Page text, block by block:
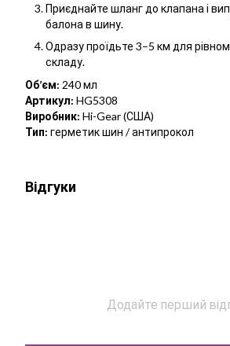
Приєднайте шланг до клапана і
балона в шину.
Одразу проїдьте 3–5 км для
складу.
Об’єм: 240 мл
Артикул: HG5308
Виробник: Hi-Gear (США)
Тип: герметик шин / антипрокол
Відгуки
Додайте перший